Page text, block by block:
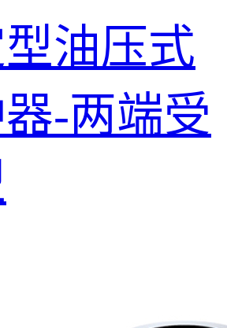
油压式
-两端受